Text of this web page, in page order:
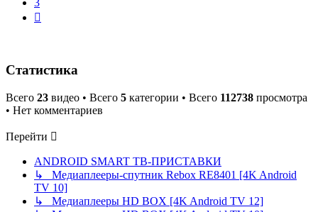
3
Статистика
Всего 23 видео • Всего 5 категории • Всего 112738 просмотра
• Нет комментариев
Перейти
ANDROID SMART ТВ-ПРИСТАВКИ
↳ Медиаплееры-спутник Rebox RE8401 [4K Android
TV 10]
↳ Медиаплееры HD BOX [4K Android TV 12]